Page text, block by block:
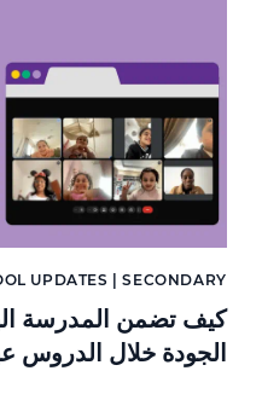
UPDATES | SECONDARY
كيف تضمن المدرسة
الجودة خلال الدروس